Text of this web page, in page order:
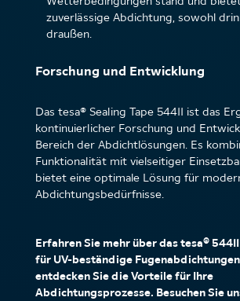
zuverlässige Abdichtung, sowohl
draußen.
Forschung und Entwicklung
Das tesa® Sealing Tape 54411 ist das
kontinuierlicher Forschung und
Bereich der Abdichtlösungen. Es
Funktionalität mit vielseitiger
bietet eine optimale Lösung für
Abdichtungsbedürfnisse.
Erfahren Sie mehr über das tesa®
für UV-beständige
entdecken Sie die Vorteile für Ihre
Abdichtungsprozesse. Besuchen Sie